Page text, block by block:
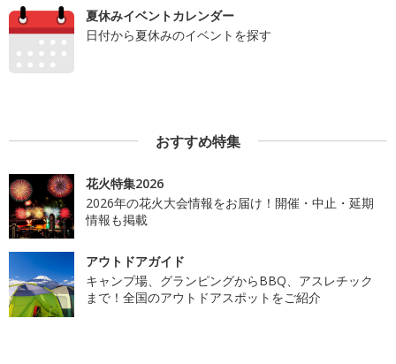
夏休みイベントカレンダー
日付から夏休みのイベントを探す
おすすめ特集
花火特集2026
2026年の花火大会情報をお届け！開催・中止・延期
情報も掲載
アウトドアガイド
キャンプ場、グランピングからBBQ、アスレチック
まで！全国のアウトドアスポットをご紹介